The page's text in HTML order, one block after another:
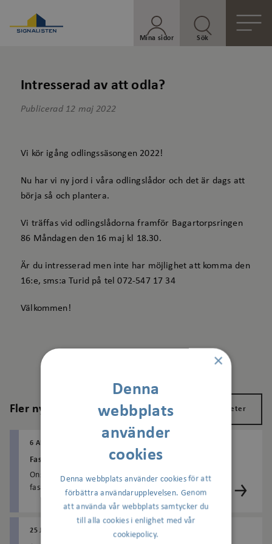
Mina sidor Sök
Intresserad av att odla?
Publicerad 12 maj 2022
Vi kör igång odlingssäsongen 2022!
Nu har vi ny jord i våra odlingslådor och det är dags att
börja så och plantera.
Vi träffas vid odlingslådorna framför Bagartorpsringen
86 Måndagen den 16 maj kl 18.30.
Är du intresserad men inte har möjlighet att komma den
16:e, sms:a Turid på tel 072-547 17 34
Välkommen!
Fler nyheter Visa alla nyheter
6 AUGUSTI 2026
Fasaden vid Hemköp skadad efter olyckshändelse
Onsdag den 5 augusti körde en bil av misstag in i
fasaden på Hemköp i Bagartorp. Händelsen var en
olycka och inga personer skadades.Arbetet med att
25 JUNI 2026
×
Denna
webbplats
använder
cookies
Denna webbplats använder cookies för att
förbättra användarupplevelsen. Genom
att använda vår webbplats samtycker du
till alla cookies i enlighet med vår
cookiepolicy.